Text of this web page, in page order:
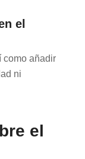
el
como añadir
ni
el